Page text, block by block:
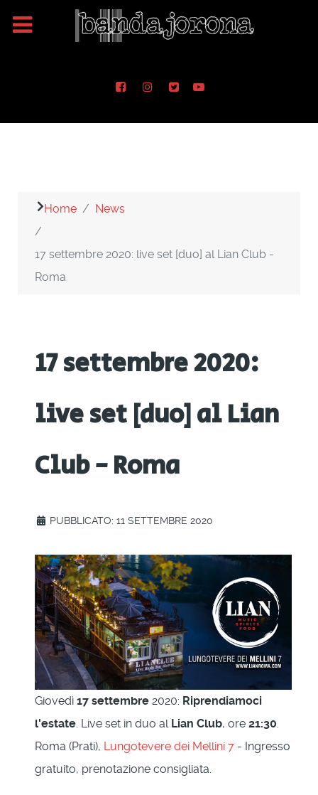
Home News
17 settembre 2020: live set [duo] al Lian Club -
Roma
17 settembre 2020:
live set [duo] al Lian
Club - Roma
PUBBLICATO: 11 SETTEMBRE 2020
Giovedì 17 settembre 2020: Riprendiamoci
l'estate. Live set in duo al Lian Club, ore 21:30.
Roma (Prati), Lungotevere dei Mellini 7 - Ingresso
gratuito, prenotazione consigliata.